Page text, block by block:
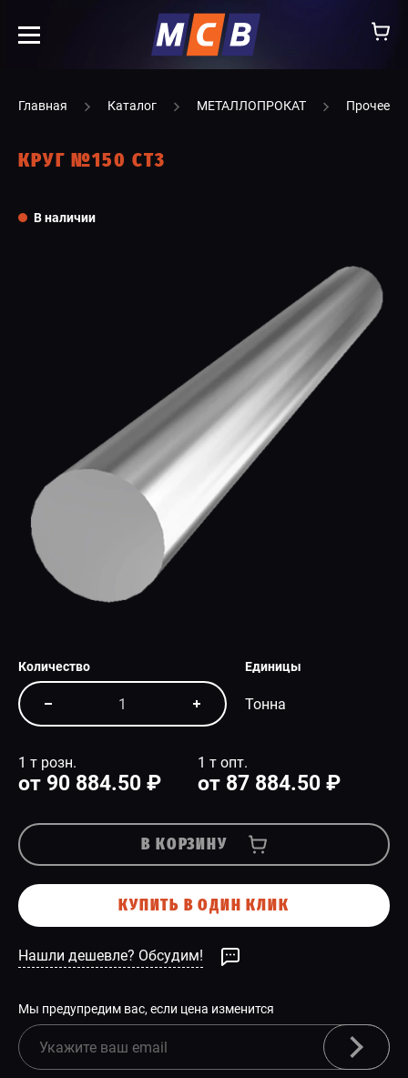
УСЛУГИ
КОНТАКТЫ
СПЕЦПРЕДЛОЖЕНИЕ
Главная Каталог МЕТАЛЛОПРОКАТ Прочее
КРУГ №150 СТ3
В наличии
Количество Единицы
Тонна
1 т розн.
от 90 884.50 ₽
1 т опт.
от 87 884.50 ₽
В КОРЗИНУ
КУПИТЬ В ОДИН КЛИК
Нашли дешевле? Обсудим!
Мы предупредим вас, если цена изменится